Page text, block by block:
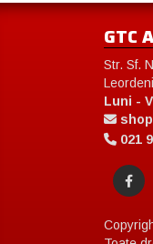
GTC
Str. Sf.
Luni -
021